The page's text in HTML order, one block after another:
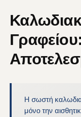
Η σωστή
μόνο την